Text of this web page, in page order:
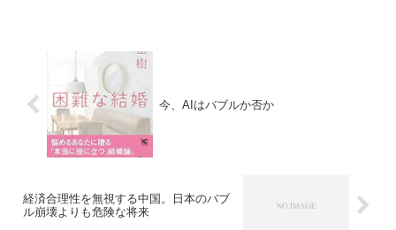
今、AIはバブルか否か
経済合理性を無視する中国。日本のバブ
ル崩壊よりも危険な将来